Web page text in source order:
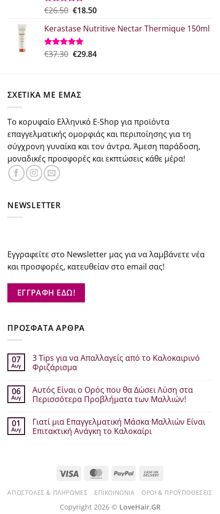
Βαθμολογήθηκε
από 5
€26.50 Original
was:
€26.50.
€18.50Η
τιμή
€18.50.
Kerastase Nutritive Nectar Thermique 150ml
Βαθμολογήθηκε
€37.30 Original
€29.84Η
ΣΧΕΤΙΚΑ ΜΕ ΕΜΑΣ
Το κορυφαίο Ελληνικό E-Shop για προϊόντα
επαγγελματικής ομορφιάς και περιποίησης για τη
σύγχρονη γυναίκα και τον άντρα. Άμεση παράδοση,
μοναδικές προσφορές και εκπτώσεις κάθε μέρα!
NEWSLETTER
Εγγραφείτε στο Newsletter μας για να λαμβάνετε νέα
και προσφορές, κατευθείαν στο email σας!
ΕΓΓΡΑΦΗ ΕΔΩ!
ΠΡΟΣΦΑΤΑ ΑΡΘΡΑ
07
Αυγ
3 Tips για να Απαλλαγείς από το Καλοκαιρινό
Φριζάρισμα
σχόλια
στο
3
να
Απαλλαγείς
από
06
Αυγ
Αυτός Είναι ο Ορός που θα Δώσει Λύση στα
Περισσότερα Προβλήματα των Μαλλιών!
σχόλια
στο
Αυτός
Περισσότερα
01
Αυγ
Γιατί μια Επαγγελματική Μάσκα Μαλλιών Είναι
Επιτακτική Ανάγκη το Καλοκαίρι
Επαγγελματική
Μαλλιών
Visa MasterCardPayPal
Delivery
ΑΠΟΣΤΟΛΈΣ & ΠΛΗΡΩΜΈΣ ΕΠΙΚΟΙΝΩΝΊΑ ΌΡΟΙ & ΠΡΟΫΠΟΘΈΣΕΙΣ
Copyright 2026 © LoveHair.GR